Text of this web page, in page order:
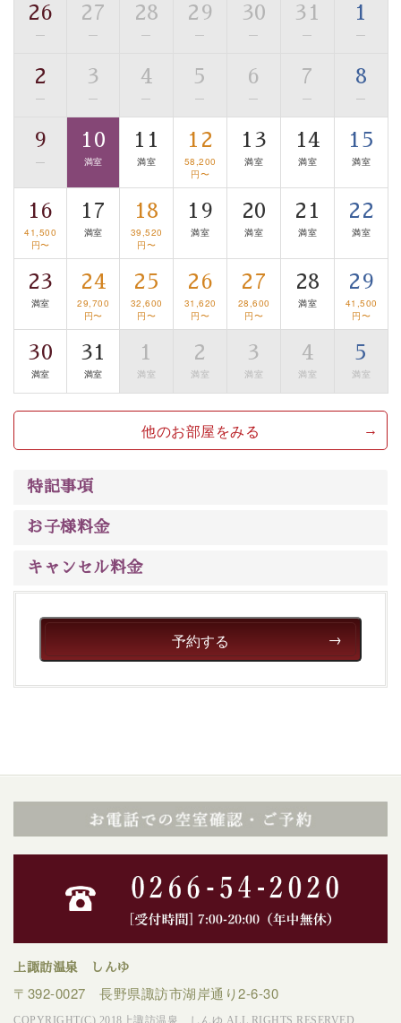
豊富な知識を持ったドライバー兼ガイドが諏訪大社をご
案内します。
事前ご予約制ですので、ご利用ご希望の方
※交通規制などにより運行できない日がございます
以上がプラン内容です。
上諏訪温泉“しんゆ”なら諏訪大社など歴史ある諏訪の街
清らかな源泉、諏訪湖に包まれるお部屋、 大人のたしな
みを感じていただける、美しく癒される宿で贅沢に幸せ
のときを安心してお過ごしください。
26
—
27
—
28
—
29
—
30
—
31
—
1
—
2
—
3
—
4
—
5
—
6
—
7
—
8
—
9
—
10
満室
11
満室
12
58,200
円〜
13
満室
14
満室
15
満室
16
41,500
円〜
17
満室
18
39,520
円〜
19
満室
20
満室
21
満室
22
満室
23
満室
24
29,700
円〜
25
32,600
円〜
26
31,620
円〜
27
28,600
円〜
28
満室
29
41,500
円〜
30
満室
31
満室
1
満室
2
満室
3
満室
4
満室
5
満室
他のお部屋をみる
特記事項
お子様料金
キャンセル料金
予約する
上諏訪温泉 しんゆ
〒392-0027 長野県諏訪市湖岸通り2-6-30